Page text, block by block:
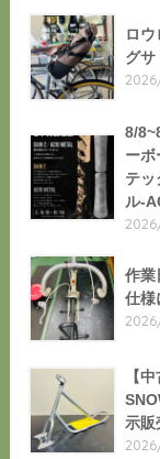
ロ
グサ
8/
ー
テッ
ル-
作業
仕様
【
示販